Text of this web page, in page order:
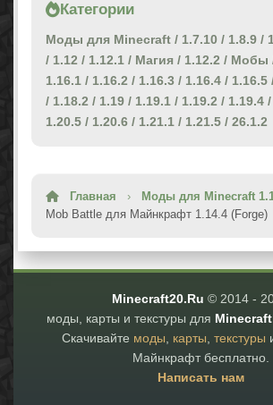
Категории
Моды для Minecraft / 1.7.10 / 1.8.9 /
/ 1.12 / 1.12.1 / Магия / 1.12.2 / Мобы
1.16.1 / 1.16.2 / 1.16.3 / 1.16.4 / 1.16.5
/ 1.18.2 / 1.19 / 1.19.1 / 1.19.2 / 1.19.4 /
1.20.5 / 1.20.6 / 1.21.1 / 1.21.5 / 26.1.2
Главная › Моды для Minecraft
Mob Battle для Майнкрафт 1.14.4 (Forge)
Minecraft20.Ru © 2014 -
моды, карты и текстуры для
Скачивайте моды, карты, текстуры
Майнкрафт бесплатно.
Написать нам